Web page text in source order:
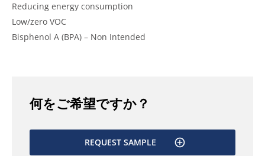
Reducing energy consumption
Low/zero VOC
Bisphenol A (BPA) – Non Intended
何をご希望ですか？
REQUEST SAMPLE